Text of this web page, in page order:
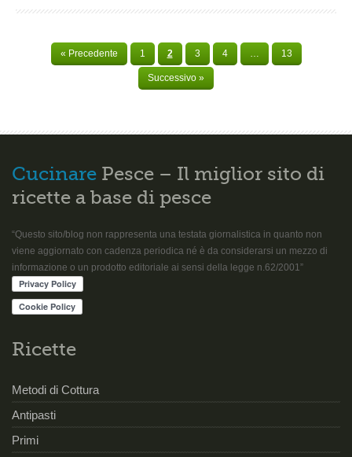
« Precedente 1 2 3 4 … 13
Successivo »
Cucinare Pesce – Il miglior sito di
ricette a base di pesce
“Questo sito/blog non rappresenta una testata giornalistica in quanto non
viene aggiornato con cadenza periodica né è da considerarsi un mezzo di
informazione o un prodotto editoriale ai sensi della legge n.62/2001”
Ricette
Metodi di Cottura
Antipasti
Primi